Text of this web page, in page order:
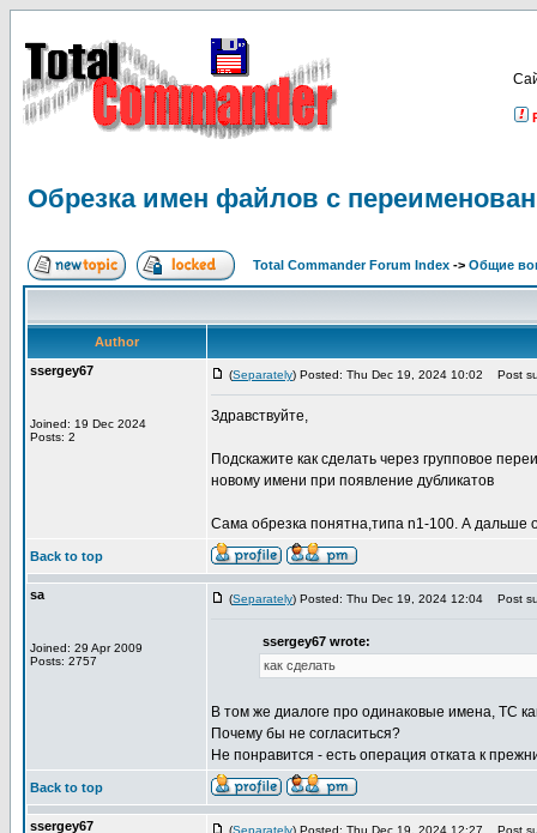
Обрезка имен файлов с
Total Commander Forum Index -> Общие
Author
ssergey67
Joined: 19 Dec 2024
Posts: 2
(Separately) Posted: Thu Dec 19, 2024 10:02 Post
Здравствуйте,
Подскажите как сделать через групповое
новому имени при появление дубликатов
Сама обрезка понятна,типа n1-100. А дальше
Back to top
sa
Joined: 29 Apr 2009
Posts: 2757
(Separately) Posted: Thu Dec 19, 2024 12:04 Post
ssergey67 wrote:
как сделать
В том же диалоге про одинаковые имена, TC
Почему бы не согласиться?
Не понравится - есть операция отката к
Back to top
ssergey67 (Separately) Posted: Thu Dec 19, 2024 12:27 Post